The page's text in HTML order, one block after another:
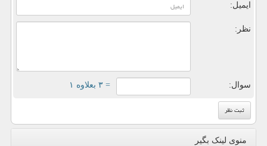
ایمیل:
نظر:
سوال: = ۳ بعلاوه ۱
منوی لینک بگیر